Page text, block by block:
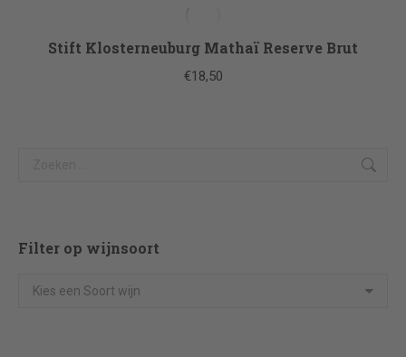
Stift Klosterneuburg Mathaï Reserve Brut
€18,50
Filter op wijnsoort